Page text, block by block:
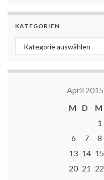
KATEGORIEN
Kategorien
April 2015
M
D M
1
6
7 8
13 14 15
20 21 22